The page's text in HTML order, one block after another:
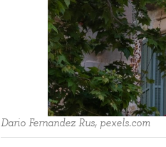
Dario Fernandez Rus, pexels.com